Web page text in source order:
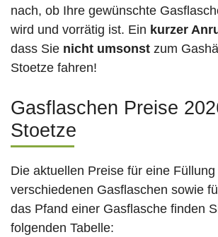
nach, ob Ihre gewünschte
wird und vorrätig ist. Ein kurzer
dass Sie nicht umsonst zum
Stoetze fahren!
Gasflaschen Preise
Stoetze
Die aktuellen Preise für eine Füllung
verschiedenen Gasflaschen sowie
das Pfand einer Gasflasche finden
folgenden Tabelle: